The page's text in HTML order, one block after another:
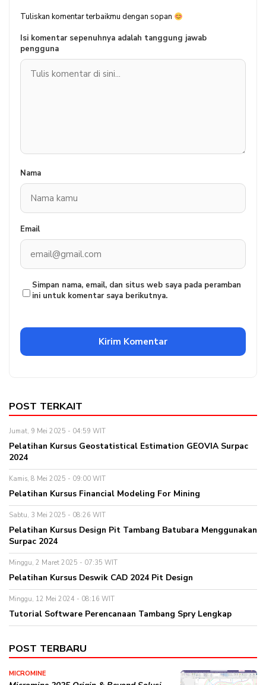
Tuliskan komentar terbaikmu dengan sopan
Isi komentar sepenuhnya adalah tanggung jawab
pengguna
Nama
Email
Simpan nama, email, dan situs web saya pada peramban
ini untuk komentar saya berikutnya.
POST TERKAIT
Jumat, 9 Mei 2025 - 04:59 WIT
Pelatihan Kursus Geostatistical Estimation GEOVIA Surpac
2024
Kamis, 8 Mei 2025 - 09:00 WIT
Pelatihan Kursus Financial Modeling For Mining
Sabtu, 3 Mei 2025 - 08:26 WIT
Pelatihan Kursus Design Pit Tambang Batubara Menggunakan
Surpac 2024
Minggu, 2 Maret 2025 - 07:35 WIT
Pelatihan Kursus Deswik CAD 2024 Pit Design
Minggu, 12 Mei 2024 - 08:16 WIT
Tutorial Software Perencanaan Tambang Spry Lengkap
POST TERBARU
MICROMINE